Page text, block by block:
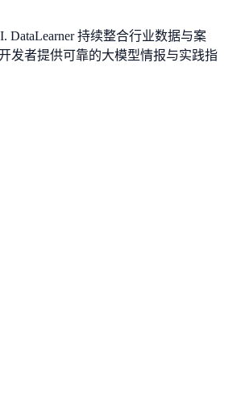
. DataLearner 持续整合行业数据与案
发者提供可靠的大模型情报与实践指